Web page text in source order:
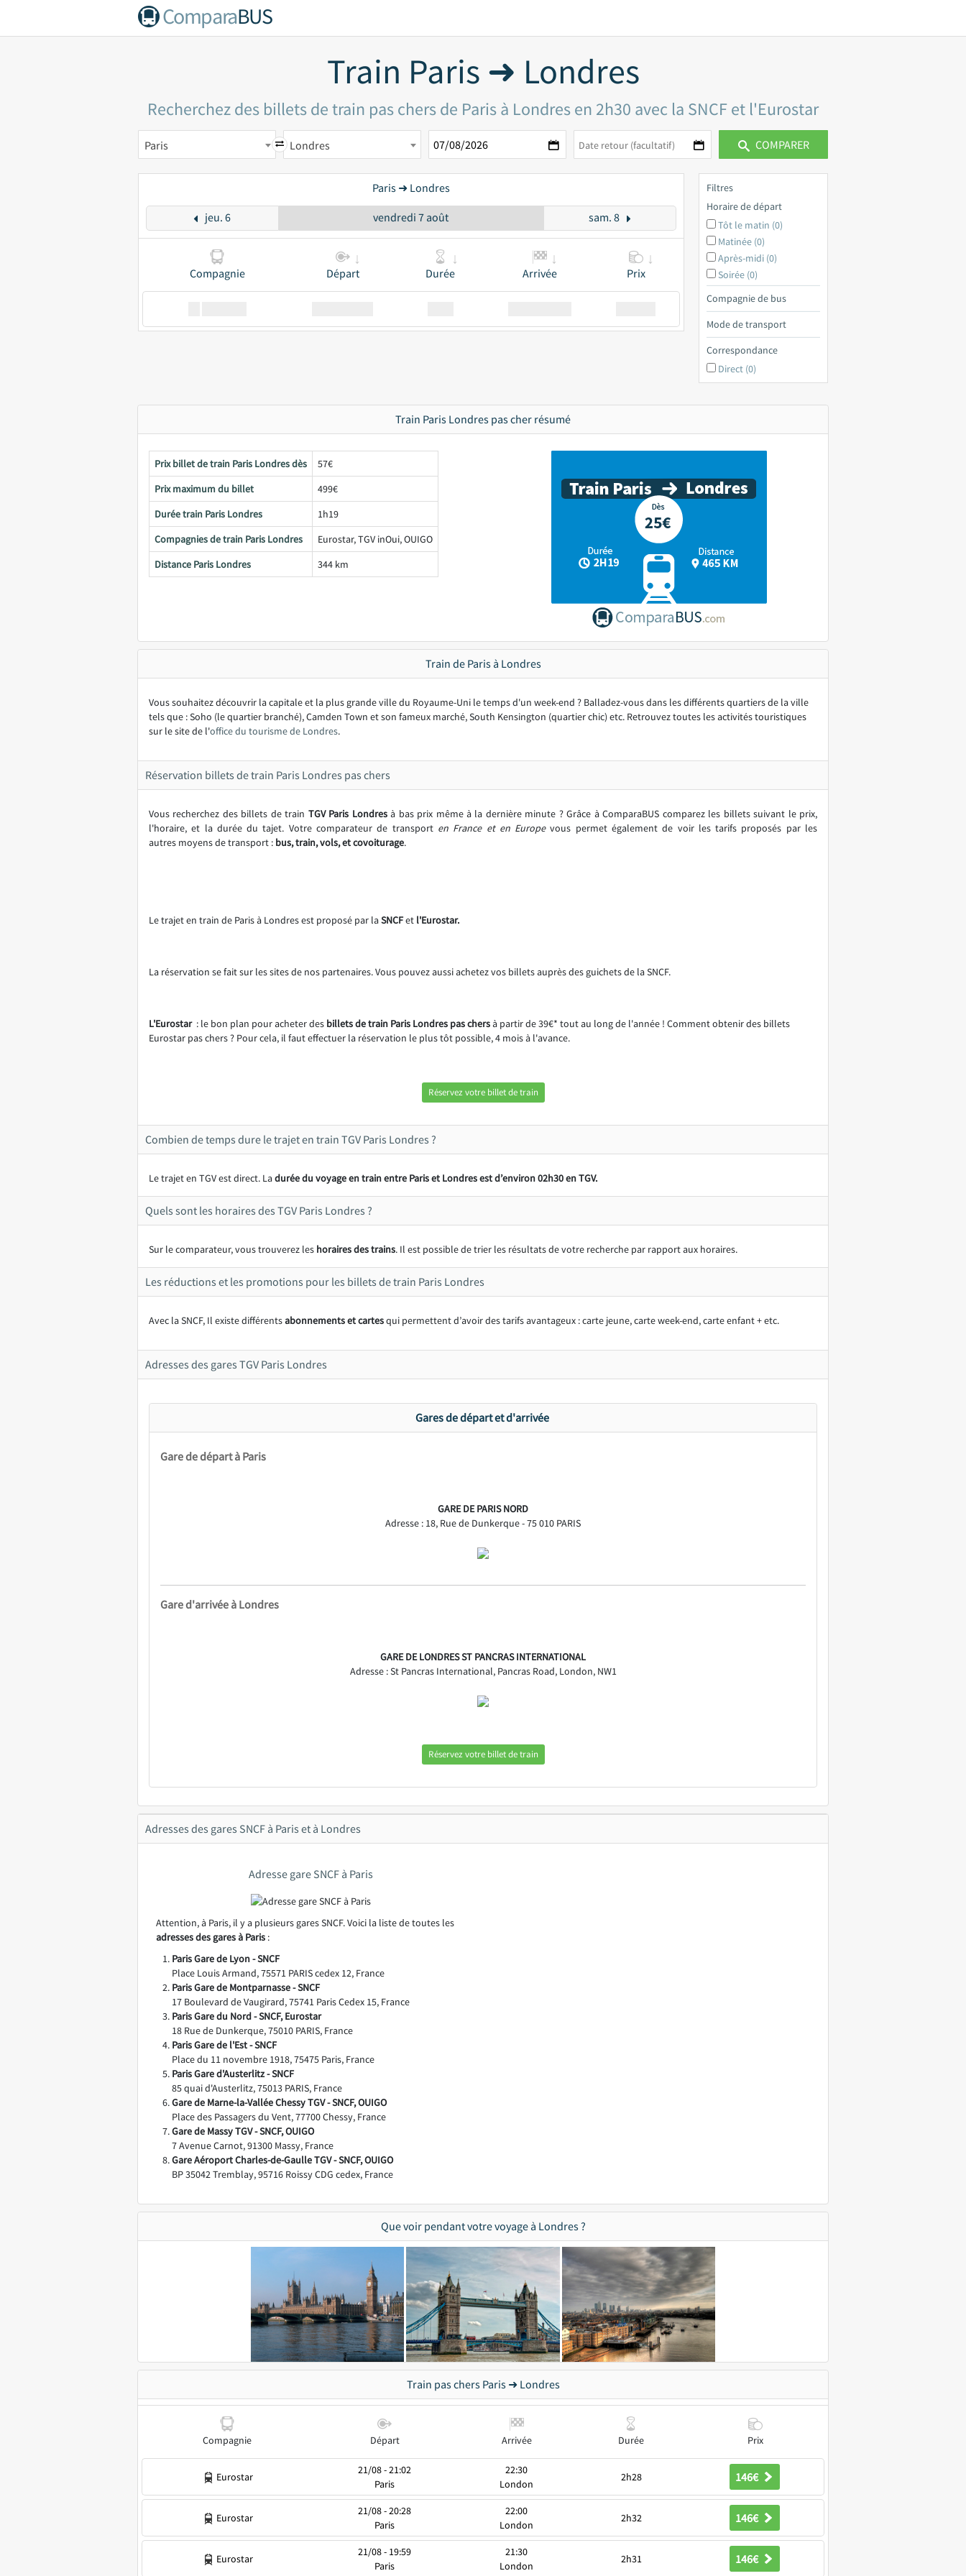
ComparaBUS
Train Paris ➜ Londres
Recherchez des billets de train pas chers de Paris à Londres en 2h30 avec la SNCF et l'Eurostar
Paris Londres COMPARER
Paris ➜ Londres
jeu. 6 vendredi 7 août sam. 8
Compagnie Départ Durée Arrivée Prix
Filtres
Horaire de départ
Tôt le matin (0)
Matinée (0)
Après-midi (0)
Soirée (0)
Compagnie de bus
Mode de transport
Correspondance
Direct (0)
Train Paris Londres pas cher résumé
Prix billet de train Paris Londres dès
57€
Prix maximum du billet
499€
Durée train Paris Londres
1h19
Compagnies de train Paris Londres
Eurostar, TGV inOui, OUIGO
Distance Paris Londres
344 km
Train de Paris à Londres
Vous souhaitez découvrir la capitale et la plus grande ville du Royaume-Uni le temps d'un week-end ? Balladez-vous dans les différents quartiers de la ville
tels que : Soho (le quartier branché), Camden Town et son fameux marché, South Kensington (quartier chic) etc. Retrouvez toutes les activités touristiques
sur le site de l'office du tourisme de Londres.
Réservation billets de train Paris Londres pas chers
Vous recherchez des billets de train TGV Paris Londresà bas prix même à la dernière minute ? Grâce à ComparaBUS comparez les billets suivant le prix,
l'horaire, et la durée du tajet. Votre comparateur de transport en France et en Europevous permet également de voir les tarifs proposés par les
autres moyens de transport : bus, train, vols, et covoiturage.
Le trajet en train de Paris à Londres est proposé par laSNCFet l'Eurostar.
La réservation se fait sur les sites de nos partenaires. Vous pouvez aussi achetez vos billets auprès des guichets de la SNCF.
L'Eurostar : le bon plan pour acheter des billets de train Paris Londres pas chersà partir de 39€* tout au long de l'année ! Comment obtenir des billets
Eurostar pas chers ? Pour cela, il faut effectuer la réservation le plus tôt possible, 4 mois à l'avance.
Réservez votre billet de train
Combien de temps dure le trajet en train TGV Paris Londres ?
Le trajet en TGV est direct. Ladurée du voyage en train entre Paris et Londres est d’environ 02h30 en TGV.
Quels sont les horaires des TGV Paris Londres ?
Sur le comparateur, vous trouverez les horaires des trains. Il est possible de trier les résultats de votre recherche par rapport aux horaires.
Les réductions et les promotions pour les billets de train Paris Londres
Avec la SNCF, Il existe différentsabonnements et cartesqui permettent d’avoir des tarifs avantageux : carte jeune, carte week-end, carte enfant + etc.
Adresses des gares TGV Paris Londres
Gares de départ et d'arrivée
Gare de départ à Paris
GARE DE PARIS NORD
Adresse : 18, Rue de Dunkerque - 75 010 PARIS
Gare d'arrivée à Londres
GARE DE LONDRES ST PANCRAS INTERNATIONAL
Adresse : St Pancras International, Pancras Road, London, NW1
Réservez votre billet de train
Adresses des gares SNCF à Paris et à Londres
Adresse gare SNCF à Paris
Attention, à Paris, il y a plusieurs gares SNCF. Voici la liste de toutes les
adresses des gares à Paris :
Paris Gare de Lyon - SNCF
Place Louis Armand, 75571 PARIS cedex 12, France
Paris Gare de Montparnasse - SNCF
17 Boulevard de Vaugirard, 75741 Paris Cedex 15, France
Paris Gare du Nord - SNCF, Eurostar
18 Rue de Dunkerque, 75010 PARIS, France
Paris Gare de l'Est - SNCF
Place du 11 novembre 1918, 75475 Paris, France
Paris Gare d'Austerlitz - SNCF
85 quai d'Austerlitz, 75013 PARIS, France
Gare de Marne-la-Vallée Chessy TGV - SNCF, OUIGO
Place des Passagers du Vent, 77700 Chessy, France
Gare de Massy TGV - SNCF, OUIGO
7 Avenue Carnot, 91300 Massy, France
Gare Aéroport Charles-de-Gaulle TGV - SNCF, OUIGO
BP 35042 Tremblay, 95716 Roissy CDG cedex, France
Que voir pendant votre voyage à Londres ?
Train pas chers Paris ➜ Londres
Compagnie Départ Arrivée Durée Prix
Eurostar
21/08 - 21:02
Paris
22:30
London
2h28 146€
Eurostar
21/08 - 20:28
Paris
22:00
London
2h32 146€
Eurostar
21/08 - 19:59
Paris
21:30
London
2h31 146€